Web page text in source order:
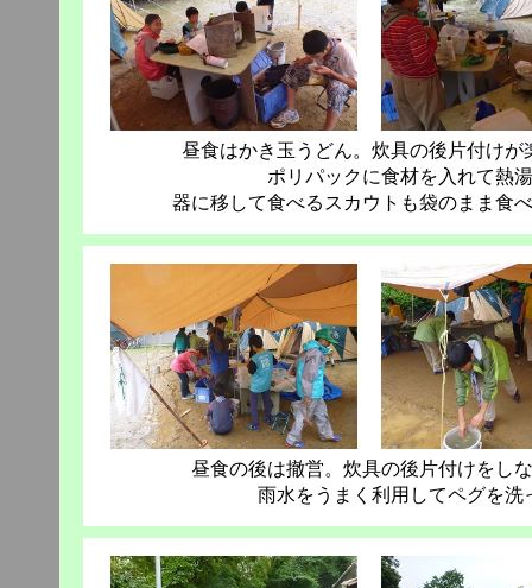
昼食はかき玉うどん。炊具の後片付け
ポリパックに食材を入れて熱
器に移して食べるスカウトも袋のまま食
昼食の後は撤営。炊具の後片付けをし
雨水をうまく利用してペグを